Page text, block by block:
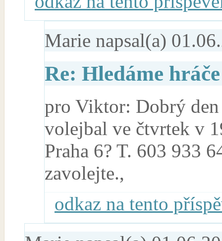
Marie napsal(a)
Re: Hledáme
pro Viktor: Dobrý
volejbal ve čtvrtek v
Praha 6? T. 603 933
zavolejte.,
odkaz na tento